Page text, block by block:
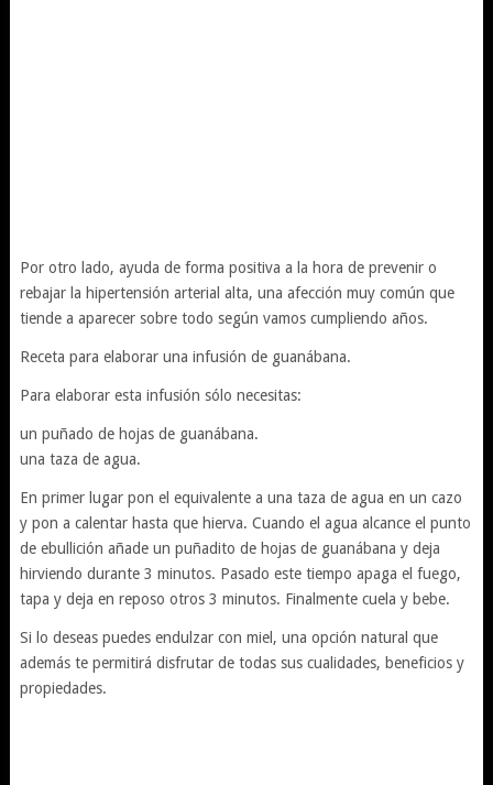
Por otro lado, ayuda de forma positiva a la hora de prevenir o
rebajar la hipertensión arterial alta, una afección muy común que
tiende a aparecer sobre todo según vamos cumpliendo años.
Receta para elaborar una infusión de guanábana.
Para elaborar esta infusión sólo necesitas:
un puñado de hojas de guanábana.
una taza de agua.
En primer lugar pon el equivalente a una taza de agua en un cazo
y pon a calentar hasta que hierva. Cuando el agua alcance el punto
de ebullición añade un puñadito de hojas de guanábana y deja
hirviendo durante 3 minutos. Pasado este tiempo apaga el fuego,
tapa y deja en reposo otros 3 minutos. Finalmente cuela y bebe.
Si lo deseas puedes endulzar con miel, una opción natural que
además te permitirá disfrutar de todas sus cualidades, beneficios y
propiedades.